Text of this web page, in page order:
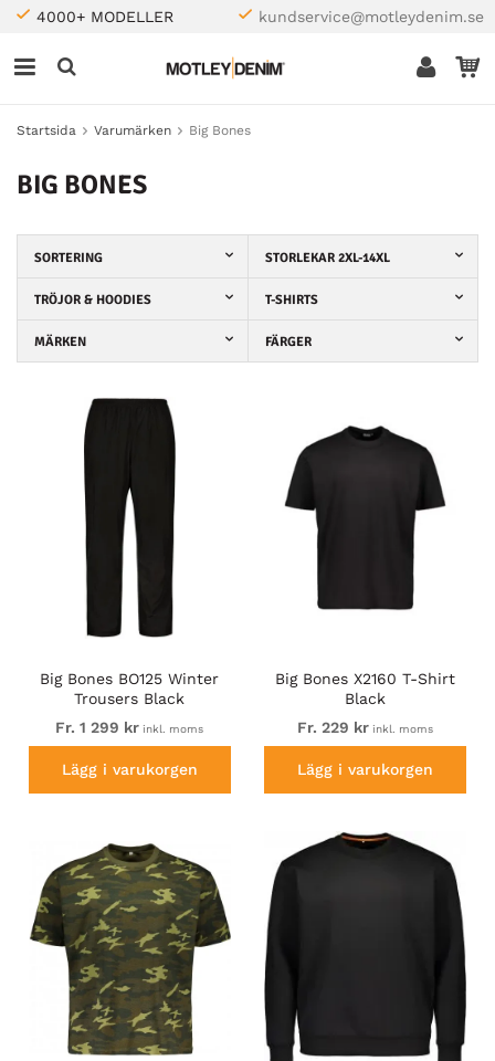
4000+ MODELLER kundservice@motleydenim.se
Startsida Varumärken Big Bones
BIG BONES
SORTERING STORLEKAR 2XL-14XL
TRÖJOR & HOODIES T-SHIRTS
MÄRKEN FÄRGER
Big Bones BO125 Winter
Trousers Black
Fr. 1 299 kr inkl. moms
Lägg i varukorgen
Big Bones X2160 T-Shirt
Black
Fr. 229 kr inkl. moms
Lägg i varukorgen